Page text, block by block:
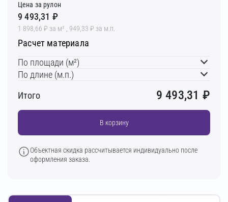
Цена за рулон
9 493,31 ₽
1 898,66 ₽ за м² , 949,33 ₽ за м.п.
Расчет материала
По площади (м²)
По длине (м.п.)
Итого
9 493,31 ₽
В корзину
Объектная скидка рассчитывается индивидуально после
оформления заказа.